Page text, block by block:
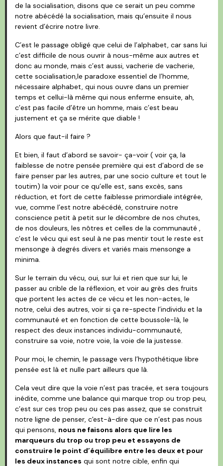
de la socialisation, disons que ce serait un peu comme
notre abécédé la socialisation, mais qu’ensuite il nous
revient d’écrire notre livre.
C’est le passage obligé que celui de l’alphabet, car sans lui
c’est difficile de nous ouvrir à nous-même aux autres et
donc au monde, mais c’est aussi, vacherie de vacherie,
cette socialisation,le paradoxe essentiel de l’homme,
nécessaire alphabet, qui nous ouvre dans un premier
temps et cellui-là même qui nous enferme ensuite, ah,
c’est pas facile d’être un homme, mais c’est beau
justement et ça se mérite que diable !
Alors que faut-il faire ?
Et bien, il faut d’abord se savoir- ça-voir ( voir ça, la
faiblesse de notre pensée première qui est d’abord de se
faire penser par les autres, par une socio culture et tout le
toutim) la voir pour ce qu’elle est, sans excès, sans
réduction, et fort de cette faiblesse primordiale intégrée,
vue, comme l’est notre abécédé, construire notre
conscience petit à petit sur le décombre de nos chutes,
de nos douleurs, les nôtres et celles de la communauté ,
c’est le vécu qui est seul à ne pas mentir tout le reste est
mensonge à degrés divers et variés mais mensonge a
minima.
Sur le terrain du vécu, oui, sur lui et rien que sur lui, le
passer au crible de la réflexion, et voir au grès des fruits
que portent les actes de ce vécu et les non-actes, le
notre, celui des autres, voir si ça re-specte l’individu et la
communauté et en fonction de cette boussole-là, le
respect des deux instances individu-communauté,
construire sa voie, notre voie, la voie de la justesse.
Pour moi, le chemin, le passage vers l’hypothétique libre
pensée est là et nulle part ailleurs que là.
Cela veut dire que la voie n’est pas tracée, et sera toujours
inédite, comme une balance qui marque trop ou trop peu,
c’est sur ces trop peu ou ces pas assez, que se construit
notre ligne de penser, c'est-à-dire que ce n’est pas nous
qui pensons, nous ne faisons alors que lire les
marqueurs du trop ou trop peu et essayons de
construire le point d’équilibre entre les deux et pour
les deux instances qui sont notre cible, enfin qui